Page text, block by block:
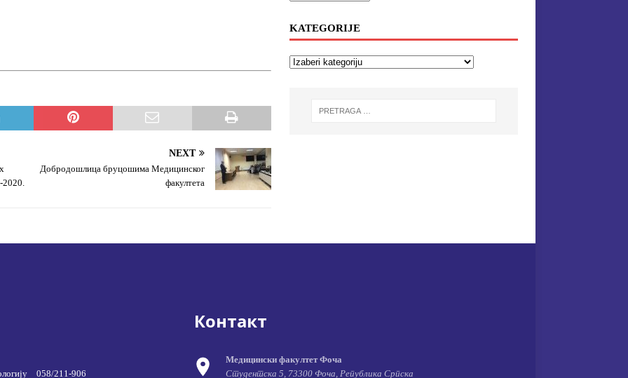
2020.
NEXT
Добродошлица бруцошима Медицинског
факултета
KATEGORIJE
058/211-906
Контакт
Медицински факултет Фоча
Студентска 5, 73300 Фоча, Република Српска